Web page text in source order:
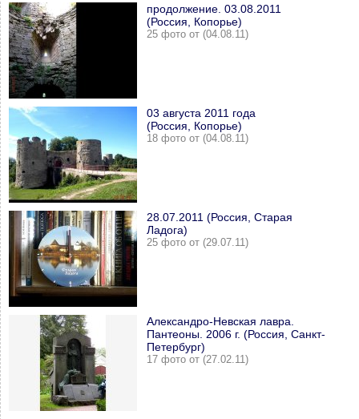
продолжение. 03.08.2011
(Россия, Копорье)
25 фото от (04.08.11)
03 августа 2011 года
(Россия, Копорье)
18 фото от (04.08.11)
28.07.2011 (Россия, Старая
Ладога)
25 фото от (29.07.11)
Александро-Невская лавра.
Пантеоны. 2006 г. (Россия, Санкт-
Петербург)
17 фото от (27.02.11)